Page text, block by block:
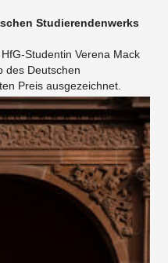
Studierendenwerks
Studentin Verena Mack
des Deutschen
Preis ausgezeichnet.